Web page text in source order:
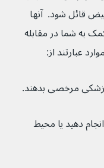
قائل شود.  آنها
به شما در مقابله
دهید یا محیط